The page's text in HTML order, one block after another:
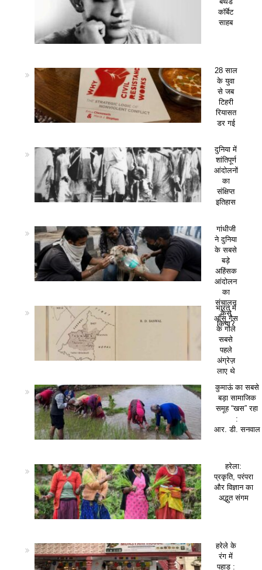
कॉर्बेट
साहब
28 साल
के युवा
से जब
टिहरी
रियासत
डर गई
दुनिया में
शांतिपूर्ण
आंदोलनों
का
संक्षिप्त
इतिहास
गांधीजी
ने दुनिया
के सबसे
बड़े
अहिंसक
आंदोलन
का
संचालन
कैसे
किया?
भारत में
आँसू गैस
के गोले
सबसे
पहले
अंग्रेज़
लाए थे
कुमाऊं का सबसे
बड़ा सामाजिक
समूह “खस” रहा
:
आर. डी. सनवाल
हरेला:
प्रकृति, परंपरा
और विज्ञान का
अद्भुत संगम
हरेले के
रंग में
पहाड़ :